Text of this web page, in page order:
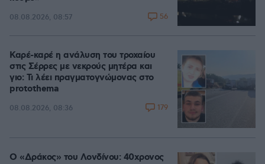
08.08.2026, 08:57 56
Καρέ-καρέ η ανάλυση του τροχαίου
στις Σέρρες με νεκρούς μητέρα και
γιο: Τι λέει πραγματογνώμονας στο
protothema
08.08.2026, 08:36 179
Ο «Δράκος» του Λονδίνου: 40χρονος